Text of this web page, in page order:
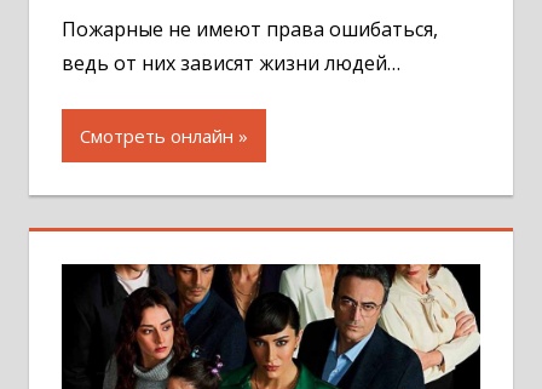
Пожарные не имеют права ошибаться,
ведь от них зависят жизни людей…
Смотреть онлайн